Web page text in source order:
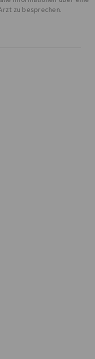
zu besprechen.